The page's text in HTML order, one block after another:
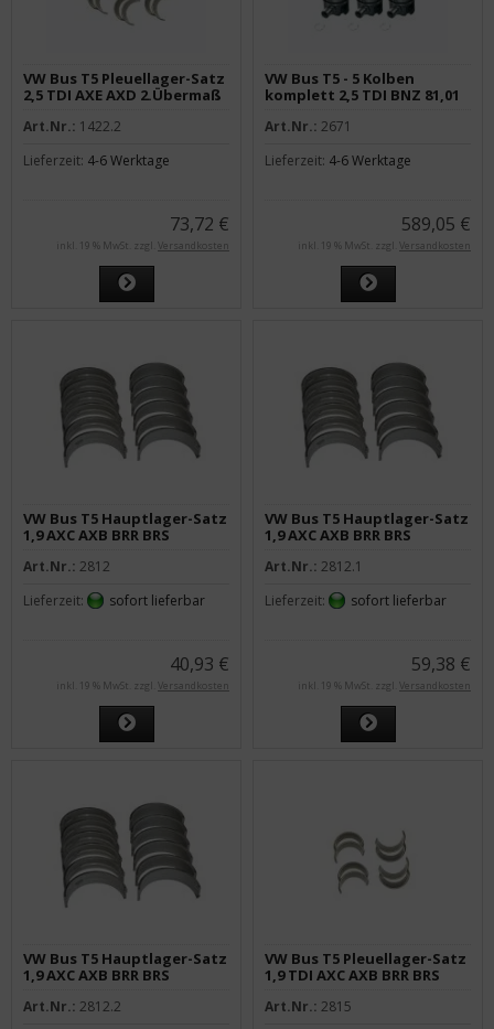
VW Bus T5 Pleuellager-Satz
2,5 TDI AXE AXD 2.Übermaß
Art.Nr.: 1422.2
Lieferzeit: 4-6 Werktage
73,72 €
inkl. 19 % MwSt. zzgl. Versandkosten
VW Bus T5 - 5 Kolben
komplett 2,5 TDI BNZ 81,01
Art.Nr.: 2671
Lieferzeit: 4-6 Werktage
589,05 €
inkl. 19 % MwSt. zzgl. Versandkosten
VW Bus T5 Hauptlager-Satz
1,9 AXC AXB BRR BRS
Art.Nr.: 2812
Lieferzeit:
sofort lieferbar
40,93 €
inkl. 19 % MwSt. zzgl. Versandkosten
VW Bus T5 Hauptlager-Satz
1,9 AXC AXB BRR BRS
Art.Nr.: 2812.1
Lieferzeit:
sofort lieferbar
59,38 €
inkl. 19 % MwSt. zzgl. Versandkosten
VW Bus T5 Hauptlager-Satz
1,9 AXC AXB BRR BRS
Art.Nr.: 2812.2
VW Bus T5 Pleuellager-Satz
1,9 TDI AXC AXB BRR BRS
Art.Nr.: 2815